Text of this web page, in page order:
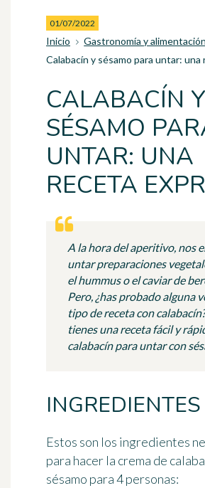
01/07/2022
Inicio
Gastronomía y alimentación
Calabacín y sésamo para untar:
CALABACÍN Y
SÉSAMO
UNTAR: UNA
RECETA
A la hora del aperitivo, nos
untar preparaciones
el hummus o el caviar de
Pero, ¿has probado alguna
tipo de receta con
tienes una receta fácil y
calabacín para untar con
INGREDIENTES
Estos son los ingredientes
para hacer la crema de
sésamo para 4 personas: